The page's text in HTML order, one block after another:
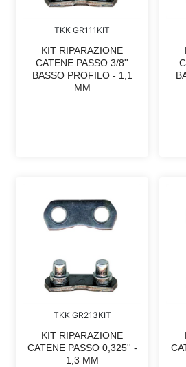
TKK GR111KIT
KIT RIPARAZIONE
CATENE PASSO 3/8''
BASSO PROFILO - 1,1
MM
TKK GR213KIT
KIT RIPARAZIONE
CATENE PASSO 0,325'' -
1,3 MM